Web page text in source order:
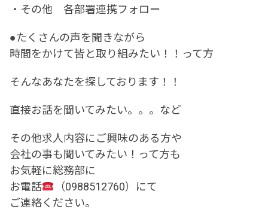
・その他 各部署連携フォロー
●たくさんの声を聞きながら
時間をかけて皆と取り組みたい！！って方
そんなあなたを探しております！！
直接お話を聞いてみたい。。。など
その他求人内容にご興味のある方や
会社の事も聞いてみたい！って方も
お気軽に総務部に
お電話
（0988512760）にて
ご連絡ください。